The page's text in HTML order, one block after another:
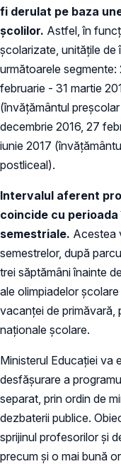
fi derulat pe baza
şcolilor. Astfel, în
şcolarizate, unităţile
următoarele segmente:
februarie - 31 martie
(învăţământul
decembrie 2016, 27
iunie 2017
postliceal).
Intervalul aferent
coincide cu
semestriale. Acestea
semestrelor, după
trei săptămâni înainte
ale olimpiadelor
vacanţei de primăvară,
naţionale şcolare.
Ministerul Educaţiei va
desfăşurare a
separat, prin ordin de
dezbaterii publice.
sprijinul profesorilor şi
precum şi o mai bună